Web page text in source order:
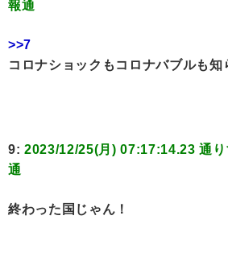
報通
>>7
コロナショックもコロナバブルも知
9: 2023/12/25(月) 07:17:14.23 通り
通
終わった国じゃん！